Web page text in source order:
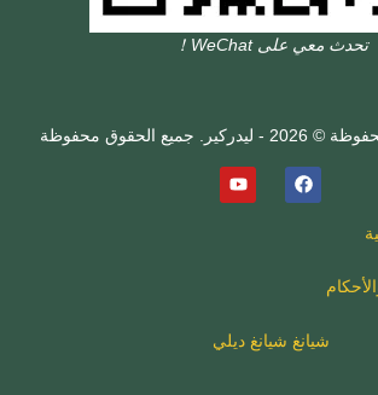
تحدث معي على WeChat！
الحقوق محفوظة
شيانغ شيانغ ديلي